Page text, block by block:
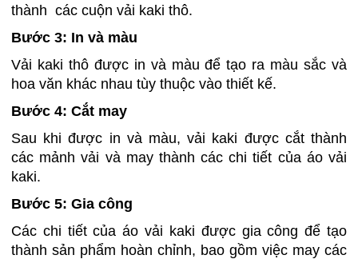
thành các cuộn vải kaki thô.
Bước 3: In và màu
Vải kaki thô được in và màu để tạo ra màu sắc và
hoa văn khác nhau tùy thuộc vào thiết kế.
Bước 4: Cắt may
Sau khi được in và màu, vải kaki được cắt thành
các mảnh vải và may thành các chi tiết của áo vải
kaki.
Bước 5: Gia công
Các chi tiết của áo vải kaki được gia công để tạo
thành sản phẩm hoàn chỉnh, bao gồm việc may các